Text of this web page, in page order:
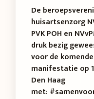
De
huisartsenzorg
PVK POH en
druk bezig
voor de
manifestatie op
Den Haag
met: